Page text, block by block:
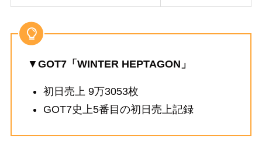
▼ GOT7「WINTER HEPTAGON」
初日売上 9万3053枚
GOT7史上5番目の初日売上記録